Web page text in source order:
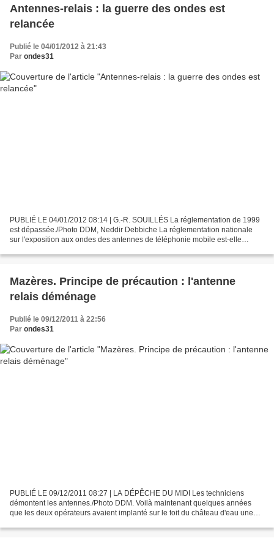
Antennes-relais : la guerre des ondes est
relancée
Publié le 04/01/2012 à 21:43
Par ondes31
PUBLIÉ LE 04/01/2012 08:14 | G.-R. SOUILLÉS La réglementation de 1999
est dépassée./Photo DDM, Neddir Debbiche La réglementation nationale
sur l'exposition aux ondes des antennes de téléphonie mobile est-elle
Mazères. Principe de précaution : l'antenne
relais déménage
Publié le 09/12/2011 à 22:56
Par ondes31
PUBLIÉ LE 09/12/2011 08:27 | LA DÉPÊCHE DU MIDI Les techniciens
démontent les antennes./Photo DDM. Voilà maintenant quelques années
que les deux opérateurs avaient implanté sur le toit du château d'eau une